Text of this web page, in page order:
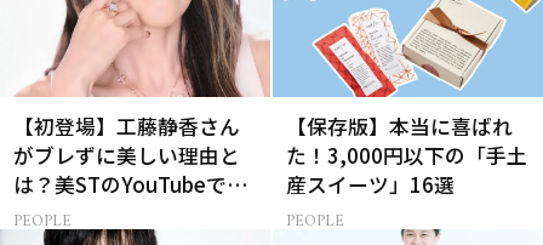
【初登場】工藤静香さん
がブレずに美しい理由と
は？美STのYouTubeでは
ALL私物の「ポーチの中
PEOPLE
【保存版】本当に喜ばれ
た！3,000円以下の「手土
産スイーツ」16選
PEOPLE